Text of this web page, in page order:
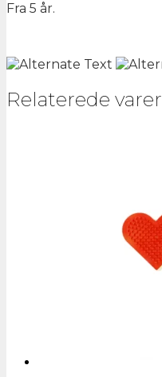
Fra 5 år.
Relaterede varer